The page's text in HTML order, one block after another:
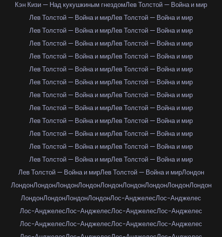
Кэн Кизи — Над кукушкиным гнездомЛев Толстой — Война и мир
Лев Толстой — Война и мирЛев Толстой — Война и мир
Лев Толстой — Война и мирЛев Толстой — Война и мир
Лев Толстой — Война и мирЛев Толстой — Война и мир
Лев Толстой — Война и мирЛев Толстой — Война и мир
Лев Толстой — Война и мирЛев Толстой — Война и мир
Лев Толстой — Война и мирЛев Толстой — Война и мир
Лев Толстой — Война и мирЛев Толстой — Война и мир
Лев Толстой — Война и мирЛев Толстой — Война и мир
Лев Толстой — Война и мирЛев Толстой — Война и мир
Лев Толстой — Война и мирЛев Толстой — Война и мир
Лев Толстой — Война и мирЛев Толстой — Война и мир
Лев Толстой — Война и мирЛев Толстой — Война и мир
Лев Толстой — Война и мирЛев Толстой — Война и мирЛондон
ЛондонЛондонЛондонЛондонЛондонЛондонЛондонЛондонЛондон
ЛондонЛондонЛондонЛондонЛос-АнджелесЛос-Анджелес
Лос-АнджелесЛос-АнджелесЛос-АнджелесЛос-Анджелес
Лос-АнджелесЛос-АнджелесЛос-АнджелесЛос-Анджелес